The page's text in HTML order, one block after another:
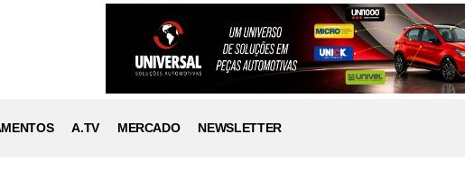
A.TV MERCADO
NEWSLETTER